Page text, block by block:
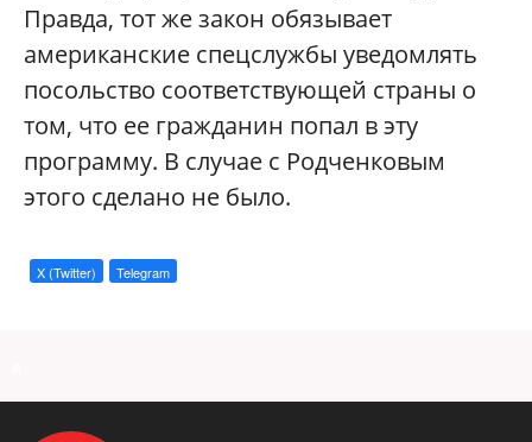
Правда, тот же закон обязывает
американские спецслужбы уведомлять
посольство соответствующей страны о
том, что ее гражданин попал в эту
программу. В случае с Родченковым
этого сделано не было.
X (Twitter) Telegram